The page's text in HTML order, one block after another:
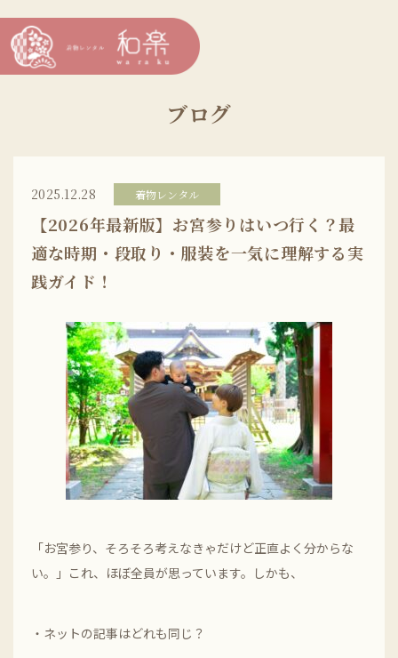
ブログ
2025.12.28 着物レンタル
【2026年最新版】お宮参りはいつ行く？最
適な時期・段取り・服装を一気に理解する実
践ガイド！
「お宮参り、そろそろ考えなきゃだけど正直よく分からな
い。」これ、ほぼ全員が思っています。しかも、
・ネットの記事はどれも同じ？